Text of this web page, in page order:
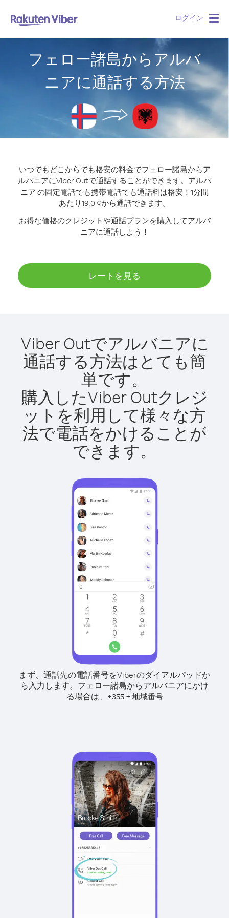
ログイン
フェロー諸島からアルバ
ニアに通話する方法
いつでもどこからでも格安の料金でフェロー諸島からア
ルバニアにViber Outで通話することができます。 アルバ
ニア の固定電話でも携帯電話でも通話料は格安！1分間
あたり19.0 ¢から通話できます。
お得な価格のクレジットや通話プランを購入してアルバ
ニアに通話しよう！
レートを見る
Viber Outでアルバニアに
通話する方法はとても簡
単です。
購入したViber Outクレジ
ットを利用して様々な方
法で電話をかけることが
できます。
まず、通話先の電話番号をViberのダイアルパッドか
ら入力します。 フェロー諸島からアルバニアにかけ
る場合は、
+355+ 地域番号